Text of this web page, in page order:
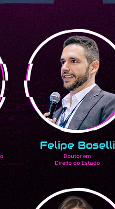
Felipe Boselli
Doutor em
Direito do Estado